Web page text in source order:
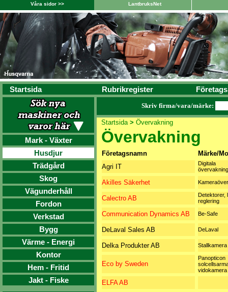
Våra sidor >> LantbruksNet
Startsida Rubrikregister
Mark - Växter
Husdjur
Trädgård
Skog
Vägunderhåll
Fordon
Verkstad
Bygg
Värme - Energi
Kontor
Hem - Fritid
Jakt - Fiske
Skriv firma/vara/märke:
Startsida> Övervakning
Övervakning
Företagsnamn
Märke/
Agri IT
Digitala
Akilles Säkerhet
Calectro AB
Detektorer,
reglering
Communication Dynamics AB Be-Safe
DeLaval Sales AB DeLaval
Delka Produkter AB Stallkamera
Eco by Sweden
Panopticon
vidokamera
ELFA AB